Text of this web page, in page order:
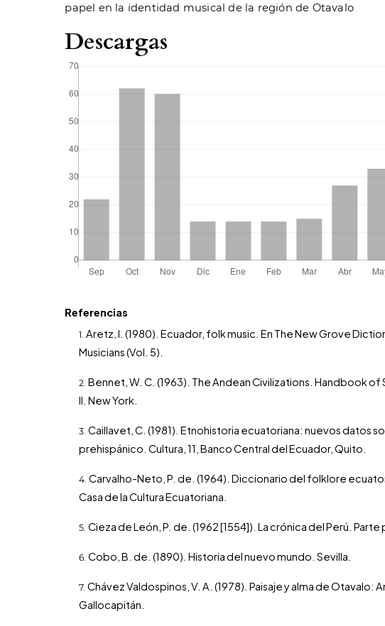
papel en la identidad musical de la región de Otavalo
Descargas
Referencias
Aretz, I. (1980). Ecuador, folk music. En The New Grove
Musicians (Vol. 5).
Bennet, W. C. (1963). The Andean Civilizations. Handbook of
II. New York.
Caillavet, C. (1981). Etnohistoria ecuatoriana: nuevos datos
prehispánico. Cultura, 11, Banco Central del Ecuador, Quito.
Carvalho-Neto, P. de. (1964). Diccionario del folklore
Casa de la Cultura Ecuatoriana.
Cieza de León, P. de. (1962 [1554]). La crónica del Perú.
Cobo, B. de. (1890). Historia del nuevo mundo. Sevilla.
Chávez Valdospinos, V. A. (1978). Paisaje y alma de Otavalo:
Gallocapitán.